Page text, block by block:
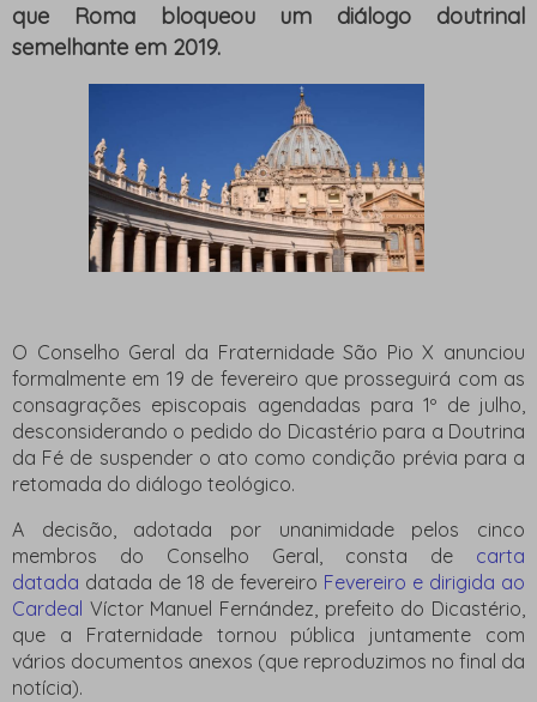
que Roma bloqueou um diálogo doutrinal
semelhante em 2019.
O Conselho Geral da Fraternidade São Pio X anunciou
formalmente em 19 de fevereiro que prosseguirá com as
consagrações episcopais agendadas para 1º de julho,
desconsiderando o pedido do Dicastério para a Doutrina
da Fé de suspender o ato como condição prévia para a
retomada do diálogo teológico.
A decisão, adotada por unanimidade pelos cinco
membros do Conselho Geral, consta de carta
datada datada de 18 de fevereiro Fevereiro e dirigida ao
Cardeal Víctor Manuel Fernández, prefeito do Dicastério,
que a Fraternidade tornou pública juntamente com
vários documentos anexos (que reproduzimos no final da
notícia).